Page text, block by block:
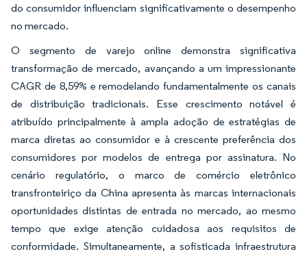
do consumidor influenciam significativamente o desempenho
no mercado.
O segmento de varejo online demonstra significativa
transformação de mercado, avançando a um impressionante
CAGR de 8,59% e remodelando fundamentalmente os canais
de distribuição tradicionais. Esse crescimento notável é
atribuído principalmente à ampla adoção de estratégias de
marca diretas ao consumidor e à crescente preferência dos
consumidores por modelos de entrega por assinatura. No
cenário regulatório, o marco de comércio eletrônico
transfronteiriço da China apresenta às marcas internacionais
oportunidades distintas de entrada no mercado, ao mesmo
tempo que exige atenção cuidadosa aos requisitos de
conformidade. Simultaneamente, a sofisticada infraestrutura